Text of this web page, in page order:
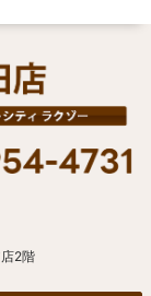
2階